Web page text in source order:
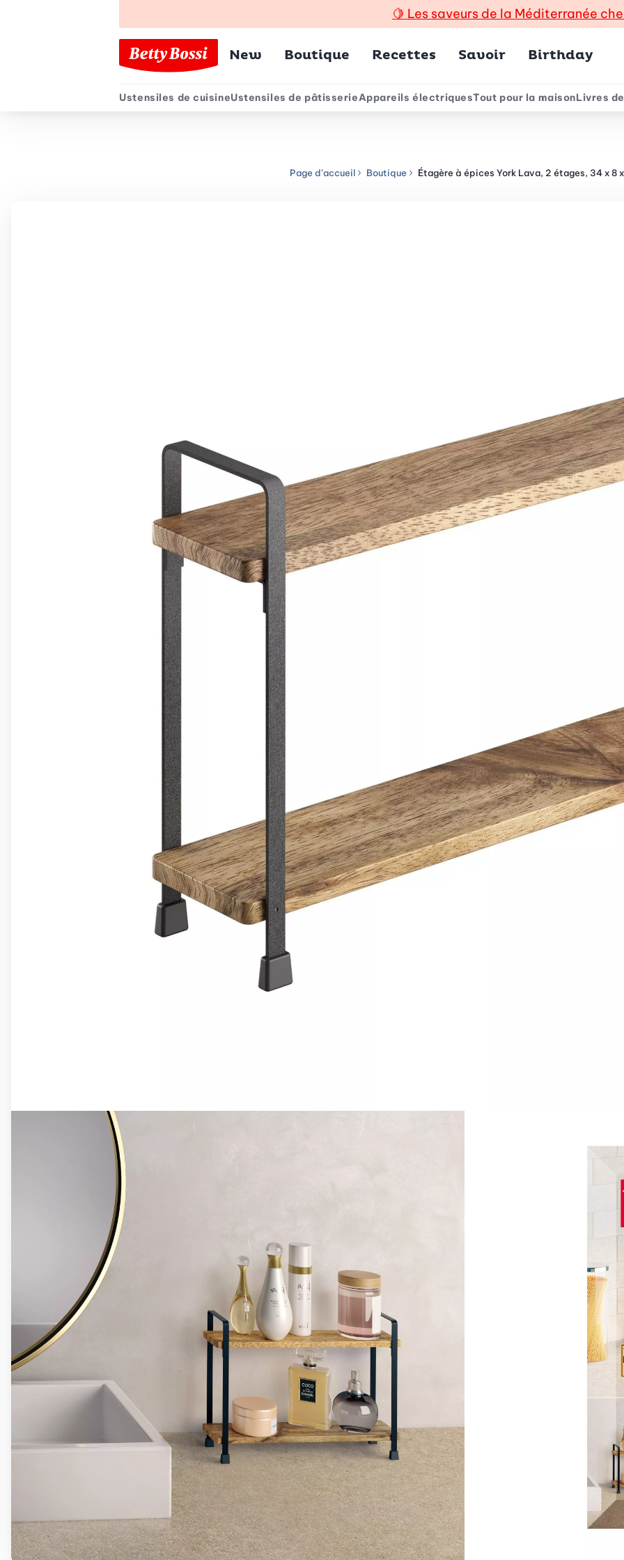
🍋 Les saveurs de la Méditerranée
Menu principal
New Boutique Recettes Savoir Birthday
Menu secondaire
Ustensiles de cuisineUstensiles de pâtisserieAppareils électriquesTout pour la maisonLivres
Page d’accueil Boutique Étagère à épices York Lava, 2 étages, 34 x 8